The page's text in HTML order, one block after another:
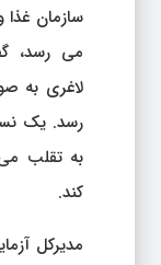
سازمان
می رسد،
لاغری به
رسد. یک
به تقلب
کند.
مدیرکل